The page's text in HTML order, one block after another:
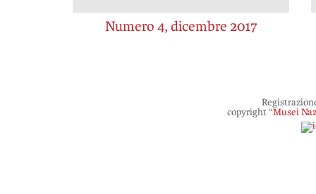
Numero 4, dicembre 2017
copyright “Musei